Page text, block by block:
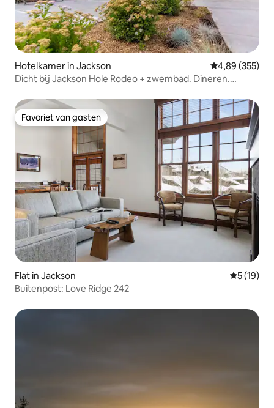
Hotelkamer in Jackson Gemiddelde
4,89 (355)
Dicht bij Jackson Hole Rodeo + zwembad. Dineren.
Favoriet van gasten
Favoriet van gasten
Flat in Jackson
5 (19)
Buitenpost: Love Ridge 242